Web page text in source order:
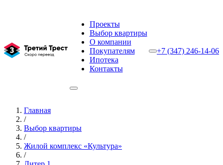
Проекты
Выбор квартиры
О компании
Покупателям
Ипотека
Контакты
+7 (347) 246-14-06
Главная
/
Выбор квартиры
/
Жилой комплекс «Культура»
/